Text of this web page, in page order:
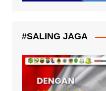
#SALING JAGA